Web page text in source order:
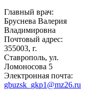
Главный врач:
Бруснева Валерия
Владимировна
Почтовый адрес:
355003, г.
Ставрополь, ул.
Ломоносова 5
Электронная почта:
gbuzsk_gkp1@mz26.ru